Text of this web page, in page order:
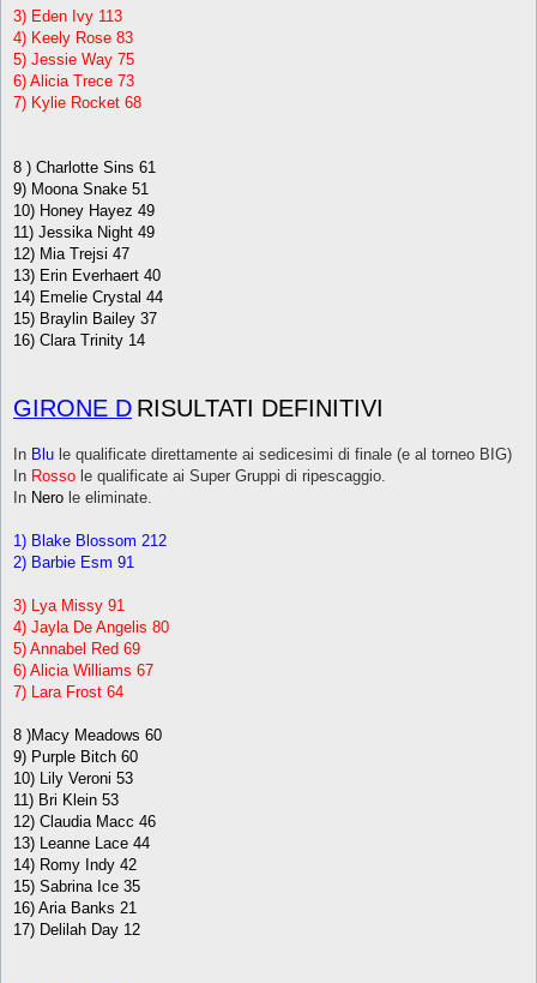
3) Eden Ivy 113
4) Keely Rose 83
5) Jessie Way 75
6) Alicia Trece 73
7) Kylie Rocket 68
8 ) Charlotte Sins 61
9) Moona Snake 51
10) Honey Hayez 49
11) Jessika Night 49
12) Mia Trejsi 47
13) Erin Everhaert 40
14) Emelie Crystal 44
15) Braylin Bailey 37
16) Clara Trinity 14
GIRONE D RISULTATI DEFINITIVI
In Blu le qualificate direttamente ai sedicesimi di finale (e al torneo BIG)
In Rosso le qualificate ai Super Gruppi di ripescaggio.
In Nero le eliminate.
1) Blake Blossom 212
2) Barbie Esm 91
3) Lya Missy 91
4) Jayla De Angelis 80
5) Annabel Red 69
6) Alicia Williams 67
7) Lara Frost 64
8 )Macy Meadows 60
9) Purple Bitch 60
10) Lily Veroni 53
11) Bri Klein 53
12) Claudia Macc 46
13) Leanne Lace 44
14) Romy Indy 42
15) Sabrina Ice 35
16) Aria Banks 21
17) Delilah Day 12